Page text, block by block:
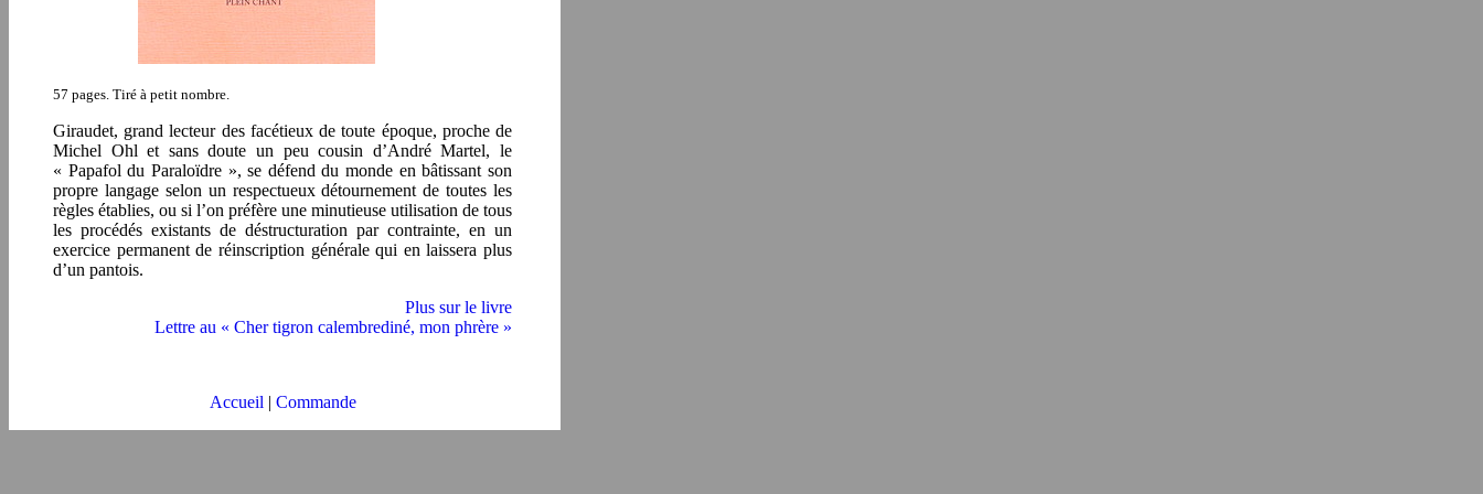
57 pages. Tiré à petit nombre.
Giraudet, grand lecteur des facétieux de toute époque, proche de
Michel Ohl et sans doute un peu cousin d’André Martel, le
« Papafol du Paraloïdre », se défend du monde en bâtissant son
propre langage selon un respectueux détournement de toutes les
règles établies, ou si l’on préfère une minutieuse utilisation de tous
les procédés existants de déstructuration par contrainte, en un
exercice permanent de réinscription générale qui en laissera plus
d’un pantois.
Plus sur le livre
Lettre au « Cher tigron calembrediné, mon phrère »
Accueil | Commande